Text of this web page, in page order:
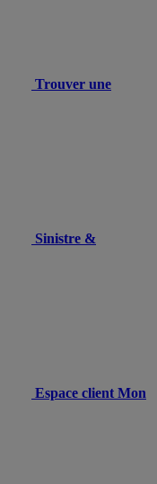
Trouver une
Sinistre &
Espace client Mon